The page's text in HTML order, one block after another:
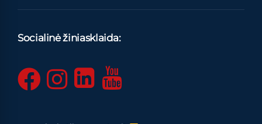
Socialinė žiniasklaida: